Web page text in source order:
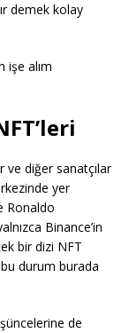
demek kolay
işe alım
ve diğer sanatçılar
yer
Ronaldo
Binance’in
bir dizi NFT
durum burada
de